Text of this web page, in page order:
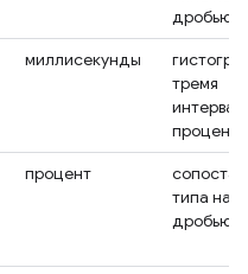
дробью
миллисекунды
тремя
процент
типа
дробью